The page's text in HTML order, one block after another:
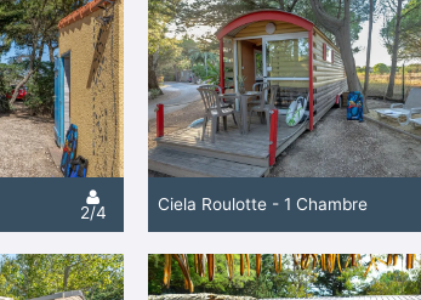
2/4 Ciela Roulotte - 1 Chambre